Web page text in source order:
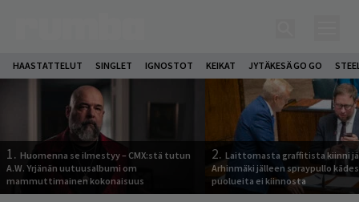
HAASTATTELUT SINGLET IGNOSTOT KEIKAT JYTÄKESÄ GO GO
1. Huomenna se ilmestyy – CMX:stä tutun
A.W. Yrjänän uutuusalbumi om
mammuttimainen kokonaisuus
2. Laittomasta graffitista kiinni
Arhinmäki jälleen spraypullo
puolueita ei kiinnosta